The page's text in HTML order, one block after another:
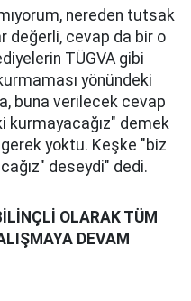
nereden tutsak
değerli, cevap da bir o
TÜGVA gibi
yönündeki
buna verilecek cevap
kurmayacağız" demek
yoktu. Keşke "biz
deseydi" dedi.
OLARAK TÜM
DEVAM